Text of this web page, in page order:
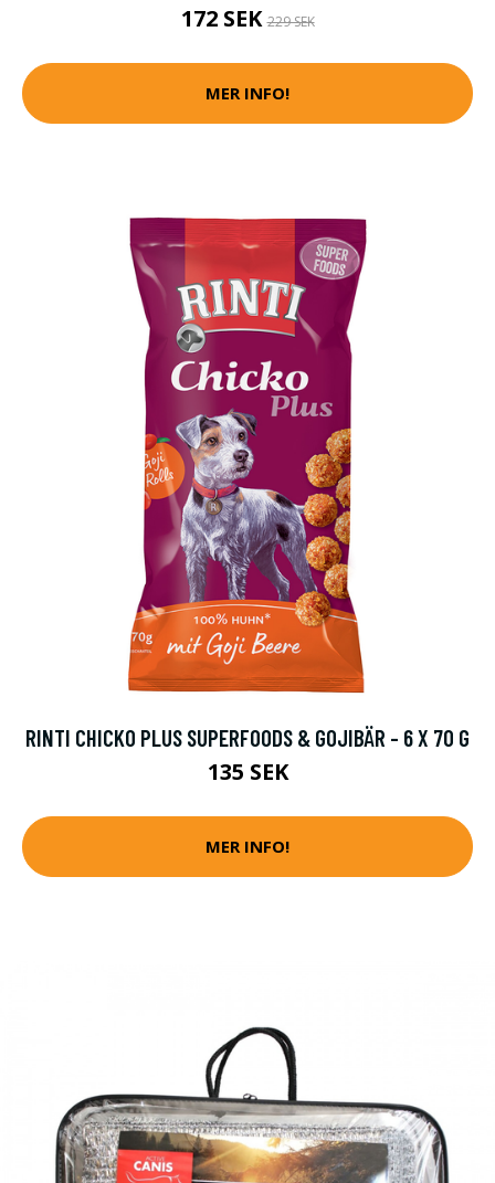
172 SEK229 SEK
MER INFO!
RINTI CHICKO PLUS SUPERFOODS & GOJIBÄR - 6 X 70 G
135 SEK
MER INFO!